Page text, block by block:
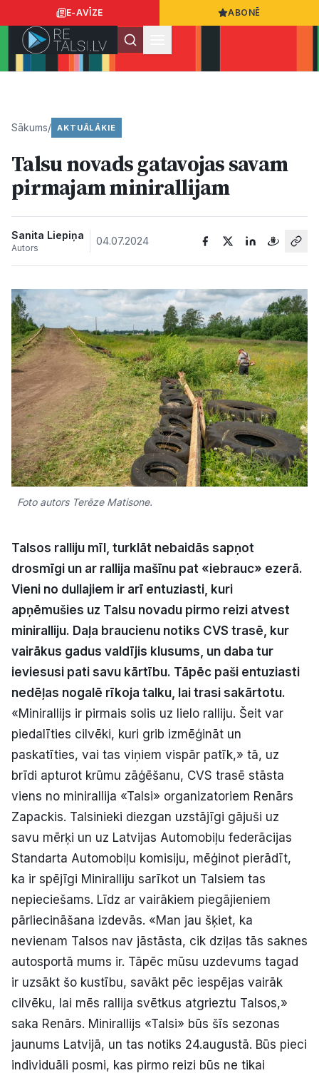
E-AVĪZE ABONĒ
Ziņas
Sports
Kultūra
Bizness
Video
Vieta
Sludinājumi
Pasākumi
Politiskā reklāma
Par mums
Kontakti
Ziņo redakcijai
Facebook Instagram YouTube
E-avīze Abonē
Sākums/ AKTUĀLĀKIE
Talsu novads gatavojas savam
pirmajam minirallijam
Sanita Liepiņa
Autors
04.07.2024
Foto autors Terēze Matisone.
Talsos ralliju mīl, turklāt nebaidās sapņot
drosmīgi un ar rallija mašīnu pat «iebrauc» ezerā.
Vieni no dullajiem ir arī entuziasti, kuri
apņēmušies uz Talsu novadu pirmo reizi atvest
miniralliju. Daļa braucienu notiks CVS trasē, kur
vairākus gadus valdījis klusums, un daba tur
ieviesusi pati savu kārtību. Tāpēc paši entuziasti
nedēļas nogalē rīkoja talku, lai trasi sakārtotu.
«Minirallijs ir pirmais solis uz lielo ralliju. Šeit var
piedalīties cilvēki, kuri grib izmēģināt un
paskatīties, vai tas viņiem vispār patīk,» tā, uz
brīdi apturot krūmu zāģēšanu, CVS trasē stāsta
viens no minirallija «Talsi» organizatoriem Renārs
Zapackis. Talsinieki diezgan uzstājīgi gājuši uz
savu mērķi un uz Latvijas Automobiļu federācijas
Standarta Automobiļu komisiju, mēģinot pierādīt,
ka ir spējīgi Miniralliju sarīkot un Talsiem tas
nepieciešams. Līdz ar vairākiem piegājieniem
pārliecināšana izdevās. «Man jau šķiet, ka
nevienam Talsos nav jāstāsta, cik dziļas tās saknes
autosportā mums ir. Tāpēc mūsu uzdevums tagad
ir uzsākt šo kustību, savākt pēc iespējas vairāk
cilvēku, lai mēs rallija svētkus atgrieztu Talsos,»
saka Renārs. Minirallijs «Talsi» būs šīs sezonas
jaunums Latvijā, un tas notiks 24.augustā. Būs pieci
individuāli posmi, kas pirmo reizi būs ne tikai